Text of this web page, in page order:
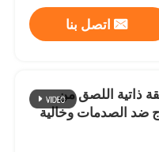
اتصل بنا
ذاتية اللصق من
ضد الصدمات وخالية